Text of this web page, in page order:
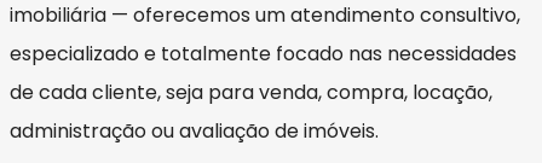
imobiliária — oferecemos um atendimento consultivo,
especializado e totalmente focado nas necessidades
de cada cliente, seja para venda, compra, locação,
administração ou avaliação de imóveis.